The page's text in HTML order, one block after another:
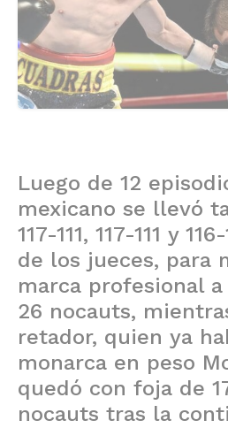
Luego de 12
mexicano se llevó
117-111, 117-111 y
de los jueces, para
marca profesional
26 nocauts,
retador, quien ya
monarca en peso
quedó con foja de
nocauts tras la